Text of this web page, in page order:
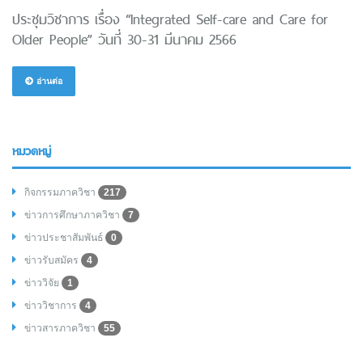
ประชุมวิชาการ เรื่อง “Integrated Self-care and Care for
Older People” วันที่ 30-31 มีนาคม 2566
อ่านต่อ
หมวดหมู่
กิจกรรมภาควิชา
217
ข่าวการศึกษาภาควิชา
7
ข่าวประชาสัมพันธ์
0
ข่าวรับสมัคร
4
ข่าววิจัย
1
ข่าววิชาการ
4
ข่าวสารภาควิชา
55